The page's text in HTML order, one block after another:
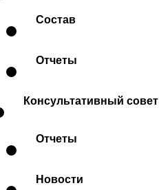
Состав
Отчеты
Консультативный совет
Отчеты
Новости